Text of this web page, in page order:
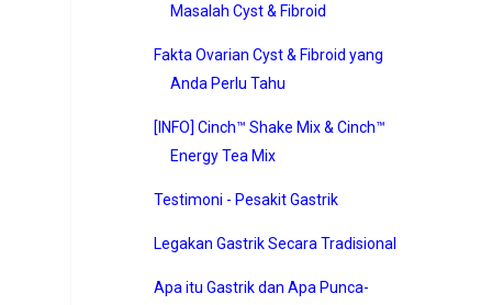
Masalah Cyst & Fibroid
Fakta Ovarian Cyst & Fibroid yang
Anda Perlu Tahu
[INFO] Cinch™ Shake Mix & Cinch™
Energy Tea Mix
Testimoni - Pesakit Gastrik
Legakan Gastrik Secara Tradisional
Apa itu Gastrik dan Apa Punca-